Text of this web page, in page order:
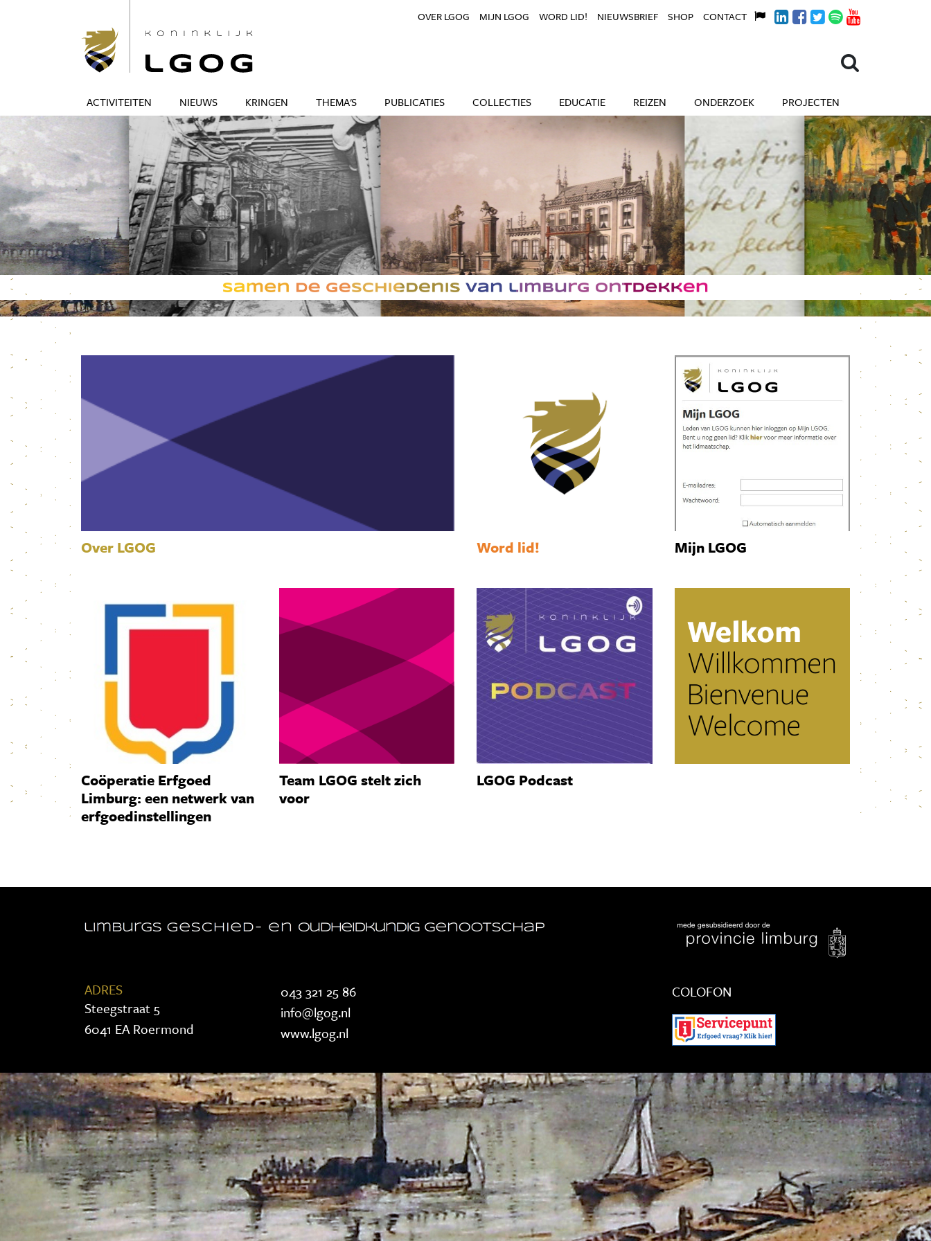
ACTIVITEITEN NIEUWS KRINGEN THEMA'S PUBLICATIES COLLECTIES EDUCATIE REIZEN ONDERZOEK PROJECTEN
OVER LGOG MIJN LGOG WORD LID! NIEUWSBRIEF SHOP CONTACT
Over LGOG Word lid! Mijn LGOG
Coöperatie Erfgoed
Limburg: een netwerk van
erfgoedinstellingen
Team LGOG stelt zich
voor
LGOG Podcast
ADRES
Steegstraat 5
6041 EA Roermond
043 321 25 86
info@lgog.nl
www.lgog.nl
COLOFON